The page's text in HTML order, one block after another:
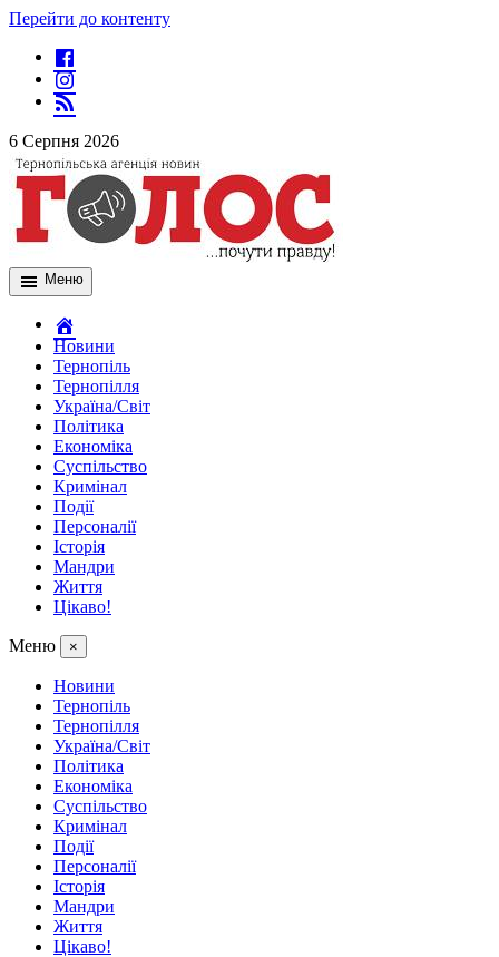
Перейти до контенту
6 Серпня 2026
Меню
Новини
Тернопіль
Тернопілля
Україна/Світ
Політика
Економіка
Суспільство
Кримінал
Події
Персоналії
Історія
Мандри
Життя
Цікаво!
Меню ×
Новини
Тернопіль
Тернопілля
Україна/Світ
Політика
Економіка
Суспільство
Кримінал
Події
Персоналії
Історія
Мандри
Життя
Цікаво!